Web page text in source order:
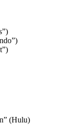
(Hulu)